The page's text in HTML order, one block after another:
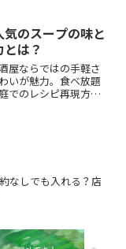
の記事では、「いち
方法や...
のスープの味と
は？
屋ならではの手軽さ
いが魅力。食べ放題
でのレシピ再現方法
なしでも入れる？店